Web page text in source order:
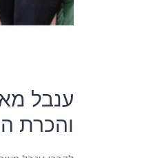
ענבל
והכרת